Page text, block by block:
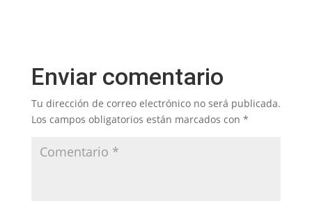
Enviar comentario
Tu dirección de correo electrónico no será publicada.
Los campos obligatorios están marcados con *